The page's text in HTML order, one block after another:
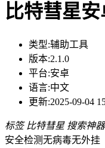
比特彗星
类型:辅助工具
版本:2.1.0
平台:安卓
语言:中文
更新:2025-09-04
标签 比特彗星 搜索神器
安全检测无病毒无外挂